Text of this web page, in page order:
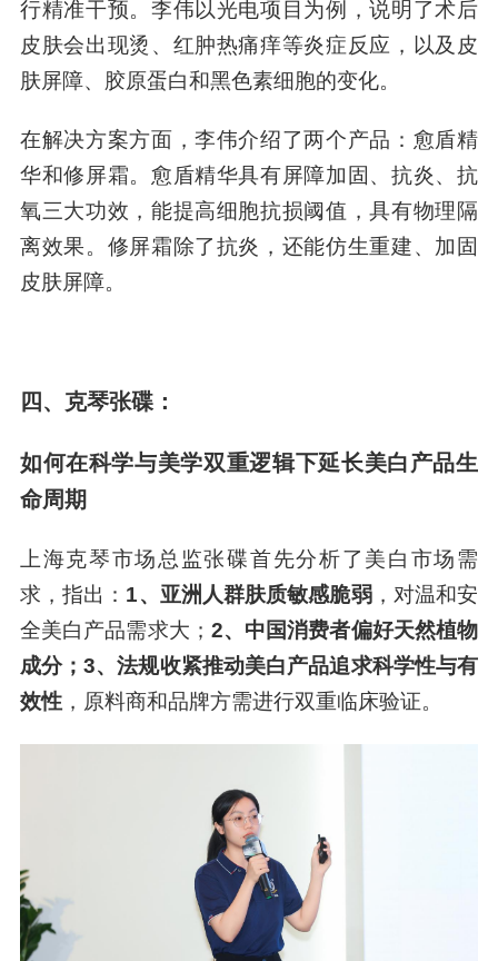
行精准干预。李伟以光电项目为例，说明了术后
皮肤会出现烫、红肿热痛痒等炎症反应，以及皮
肤屏障、胶原蛋白和黑色素细胞的变化。
在解决方案方面，李伟介绍了两个产品：愈盾精
华和修屏霜。愈盾精华具有屏障加固、抗炎、抗
氧三大功效，能提高细胞抗损阈值，具有物理隔
离效果。修屏霜除了抗炎，还能仿生重建、加固
皮肤屏障。
四、克琴张碟：
如何在科学与美学双重逻辑下延长美白产品生
命周期
上海克琴市场总监张碟首先分析了美白市场需
求，指出： 1、亚洲人群肤质敏感脆弱，对温和安
全美白产品需求大； 2、中国消费者偏好天然植物
成分；3、法规收紧推动美白产品追求科学性与有
效性，原料商和品牌方需进行双重临床验证。